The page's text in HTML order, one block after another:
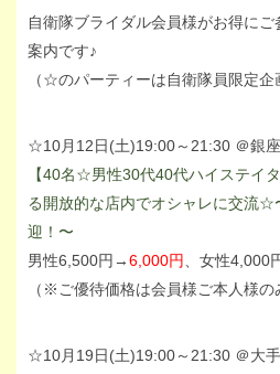
自衛隊ブライダル会員様がお得に
案内です♪
（☆のパーティーは自衛隊員限定企
☆10月12日(土)19:00～21:30 ＠銀座
【40名☆男性30代40代ハイステイ
る開放的な店内でオシャレに交流☆
迎！〜
男性6,500円→6,000円、女性4,000
（※ご優待価格は会員様ご本人様の
☆10月19日(土)19:00～21:30 ＠大